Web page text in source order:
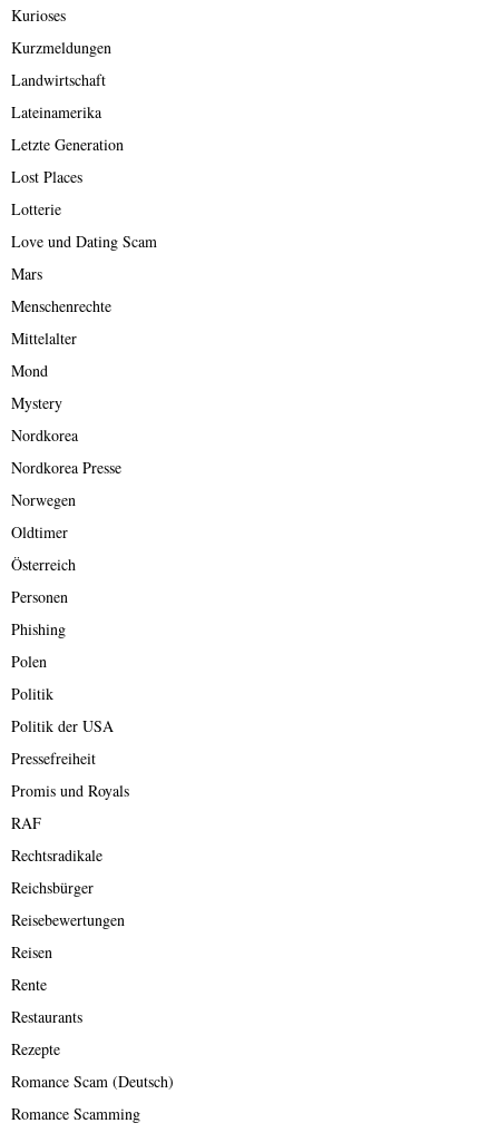
Kurioses
Kurzmeldungen
Landwirtschaft
Lateinamerika
Letzte Generation
Lost Places
Lotterie
Love und Dating Scam
Mars
Menschenrechte
Mittelalter
Mond
Mystery
Nordkorea
Nordkorea Presse
Norwegen
Oldtimer
Österreich
Personen
Phishing
Polen
Politik
Politik der USA
Pressefreiheit
Promis und Royals
RAF
Rechtsradikale
Reichsbürger
Reisebewertungen
Reisen
Rente
Restaurants
Rezepte
Romance Scam (Deutsch)
Romance Scamming